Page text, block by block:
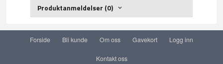
Produktanmeldelser (0)
Forside Bli kunde Om oss Gavekort Logg inn
Kontakt oss